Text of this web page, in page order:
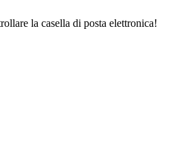
la casella di posta elettronica!